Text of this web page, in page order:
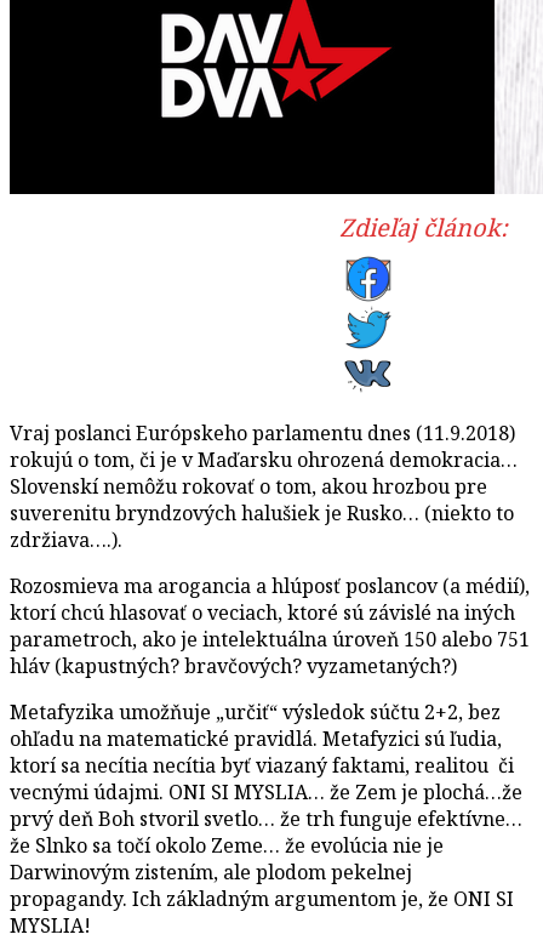
Zdieľaj článok:
Vraj poslanci Európskeho parlamentu dnes (11.9.2018)
rokujú o tom, či je v Maďarsku ohrozená demokracia…
Slovenskí nemôžu rokovať o tom, akou hrozbou pre
suverenitu bryndzových halušiek je Rusko… (niekto to
zdržiava….).
Rozosmieva ma arogancia a hlúposť poslancov (a médií),
ktorí chcú hlasovať o veciach, ktoré sú závislé na iných
parametroch, ako je intelektuálna úroveň 150 alebo 751
hláv (kapustných? bravčových? vyzametaných?)
Metafyzika umožňuje „určiť“ výsledok súčtu 2+2, bez
ohľadu na matematické pravidlá. Metafyzici sú ľudia,
ktorí sa necítia necítia byť viazaný faktami, realitou či
vecnými údajmi. ONI SI MYSLIA… že Zem je plochá…že
prvý deň Boh stvoril svetlo… že trh funguje efektívne…
že Slnko sa točí okolo Zeme… že evolúcia nie je
Darwinovým zistením, ale plodom pekelnej
propagandy. Ich základným argumentom je, že ONI SI
MYSLIA!